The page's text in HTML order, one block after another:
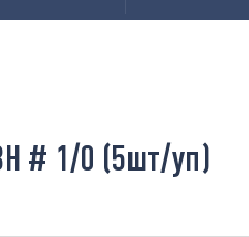
# 1/0 (5шт/уп)